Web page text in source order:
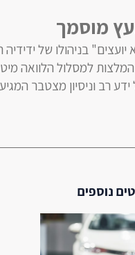
מוסמך
בניהולו של
המלצות למסלול הלוואה
רב וניסיון מצטבר
נוספים